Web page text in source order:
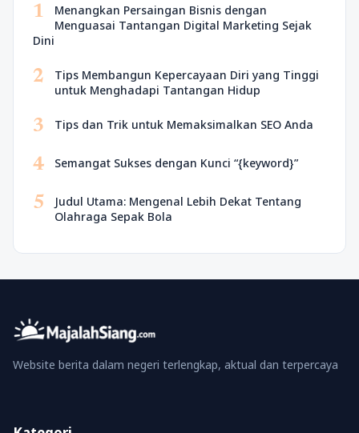
1
Menangkan Persaingan Bisnis dengan
Menguasai Tantangan Digital Marketing Sejak
Dini
2
Tips Membangun Kepercayaan Diri yang Tinggi
untuk Menghadapi Tantangan Hidup
3 Tips dan Trik untuk Memaksimalkan SEO Anda
4 Semangat Sukses dengan Kunci “{keyword}”
5
Judul Utama: Mengenal Lebih Dekat Tentang
Olahraga Sepak Bola
Website berita dalam negeri terlengkap, aktual dan terpercaya